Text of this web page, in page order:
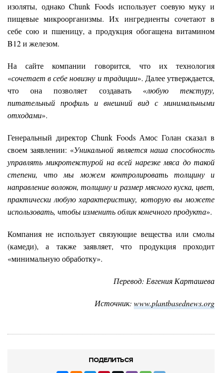
изоляты, однако Chunk Foods использует соевую муку и
пищевые микроорганизмы. Их ингредиенты сочетают в
себе сою и пшеницу, а продукция обогащена витамином
B12 и железом.
На сайте компании говорится, что их технология
«сочетает в себе новизну и традиции». Далее утверждается,
что она позволяет создавать «любую текстуру,
питательный профиль и внешний вид с минимальными
отходами».
Генеральный директор Chunk Foods Амос Голан сказал в
своем заявлении: «Уникальной является наша способность
управлять микротекстурой на всей нарезке мяса до такой
степени, что мы можем контролировать толщину и
направление волокон, толщину и размер мясного куска, цвет,
практически любую характеристику, которую вы можете
использовать, чтобы изменить облик конечного продукта».
Компания не использует связующие вещества или смолы
(камеди), а также заявляет, что продукция проходит
«минимальную обработку».
Перевод: Евгения Карташева
Источник: www.plantbasednews.org
ПОДЕЛИТЬСЯ